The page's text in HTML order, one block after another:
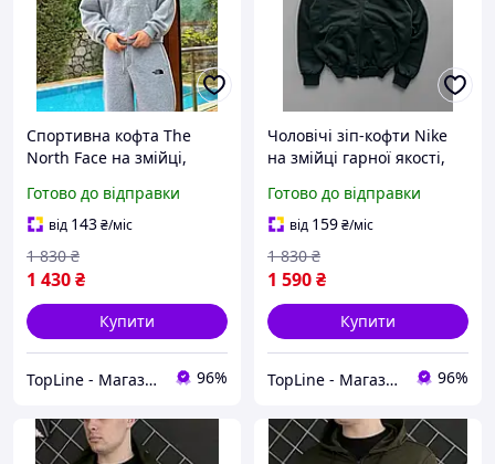
Спортивна кофта The
North Face на змійці,
ТНФ на щодень, Модні
чоловічі зіп-кофти сірого
кольору
Готово до відправки
від 143₴/міс
1 430₴
1 830 ₴
Купити
TopLine - Магазин крутих товарів 96%
Чоловічі зіп-кофти Nike
на змійці гарної якості,
зеленому кольорі, Крута
толстовка з об'ємним
капюшоном
Готово до відправки
від 159₴/міс
1 590₴
1 830 ₴
Купити
TopLine - Магазин крутих товарів 96%